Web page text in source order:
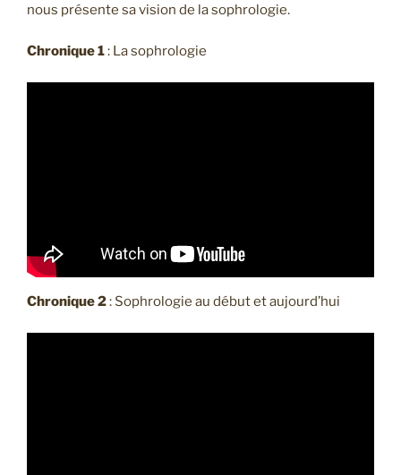
nous présente sa vision de la sophrologie.
Chronique 1: La sophrologie
Chronique 2: Sophrologie au début et aujourd’hui